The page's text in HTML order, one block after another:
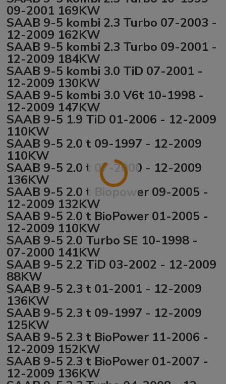
09-2001 169KW
SAAB 9-5 kombi 2.3 Turbo 07-2003 -
12-2009 162KW
SAAB 9-5 kombi 2.3 Turbo 09-2001 -
12-2009 184KW
SAAB 9-5 kombi 3.0 TiD 07-2001 -
12-2009 130KW
SAAB 9-5 kombi 3.0 V6t 10-1998 -
12-2009 147KW
SAAB 9-5 1.9 TiD 01-2006 - 12-2009
110KW
SAAB 9-5 2.0 t 09-1997 - 12-2009
110KW
SAAB 9-5 2.0 t 07-2000 - 12-2009
136KW
SAAB 9-5 2.0 t Biopower 09-2005 -
12-2009 132KW
SAAB 9-5 2.0 t BioPower 01-2005 -
12-2009 110KW
SAAB 9-5 2.0 Turbo SE 10-1998 -
07-2000 141KW
SAAB 9-5 2.2 TiD 03-2002 - 12-2009
88KW
SAAB 9-5 2.3 t 01-2001 - 12-2009
136KW
SAAB 9-5 2.3 t 09-1997 - 12-2009
125KW
SAAB 9-5 2.3 t BioPower 11-2006 -
12-2009 152KW
SAAB 9-5 2.3 t BioPower 01-2007 -
12-2009 136KW